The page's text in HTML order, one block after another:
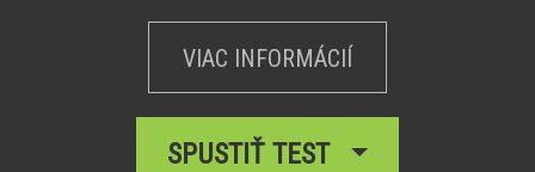
VIAC INFORMÁCIÍ
SPUSTIŤ TEST